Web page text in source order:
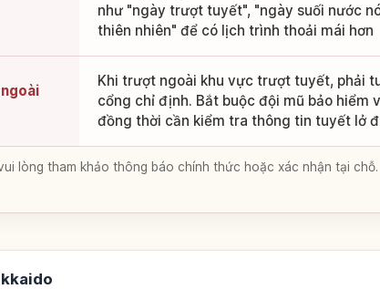
như "ngày trượt tuyết", "ngày suối nước
thiên nhiên" để có lịch trình thoải mái hơn
Khi trượt ngoài khu vực trượt tuyết, phải
cổng chỉ định. Bắt buộc đội mũ bảo hiểm
đồng thời cần kiểm tra thông tin tuyết lở
lòng tham khảo thông báo chính thức hoặc xác nhận tại chỗ.